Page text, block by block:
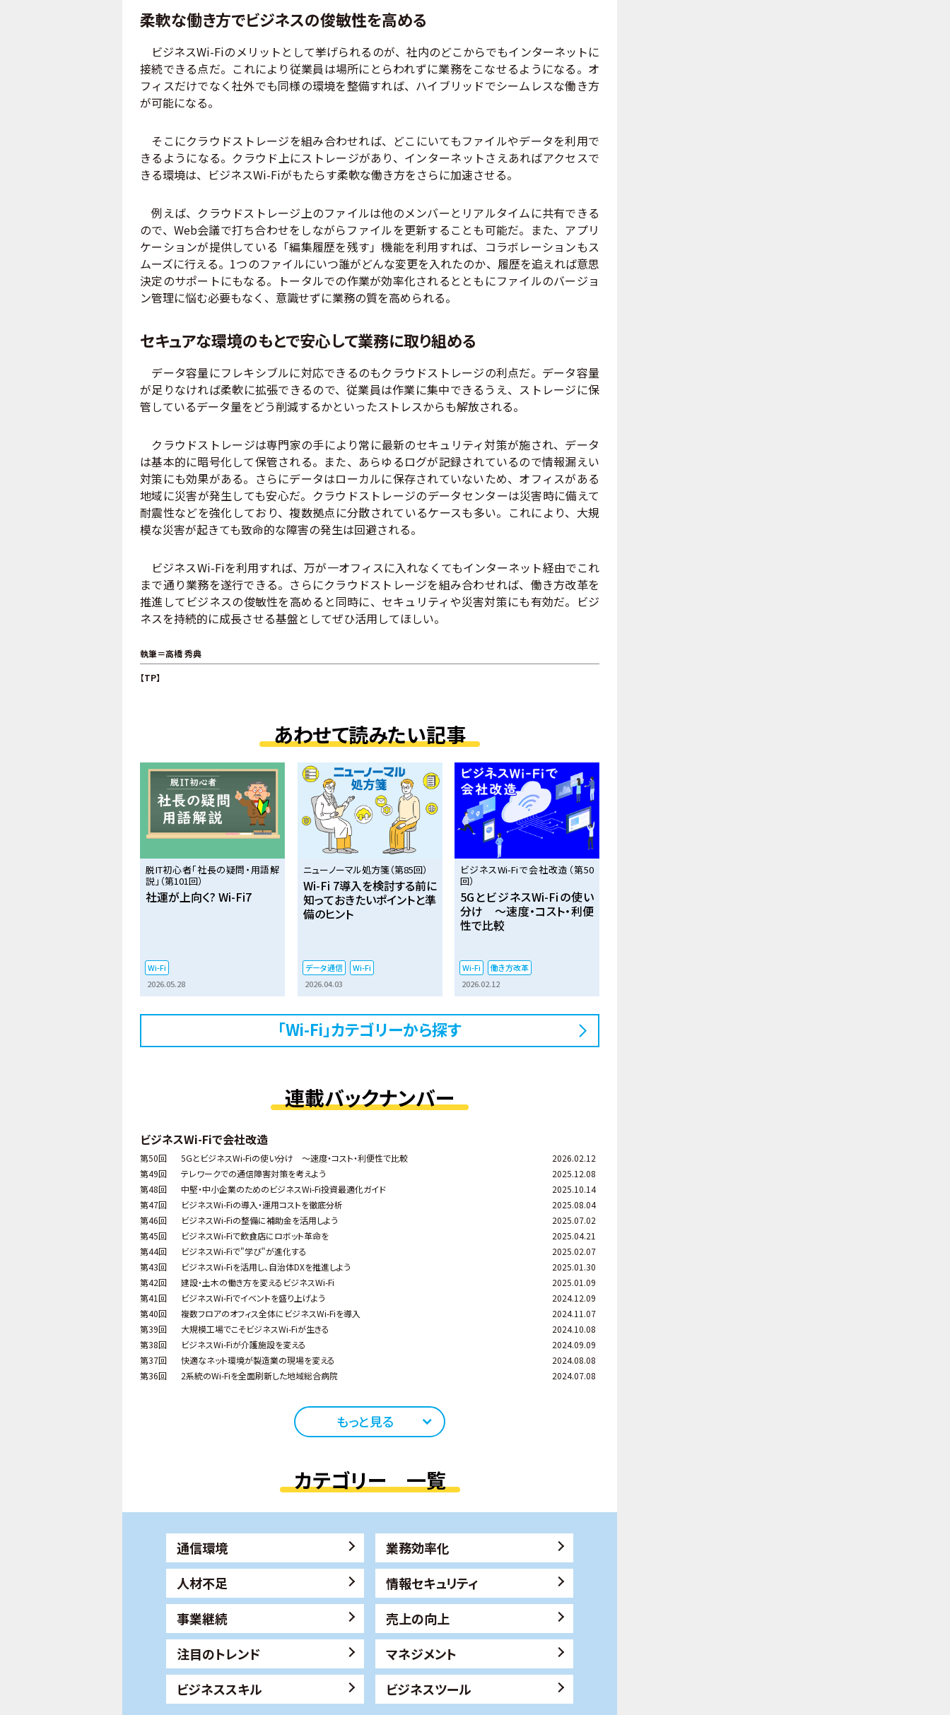
柔軟な働き方でビジネスの俊敏性を高める
ビジネスWi-Fiのメリットとして挙げられるのが、社内のどこからでもインターネットに
接続できる点だ。これにより従業員は場所にとらわれずに業務をこなせるようになる。オ
フィスだけでなく社外でも同様の環境を整備すれば、ハイブリッドでシームレスな働き方
が可能になる。
そこにクラウドストレージを組み合わせれば、どこにいてもファイルやデータを利用で
きるようになる。クラウド上にストレージがあり、インターネットさえあればアクセスで
きる環境は、ビジネスWi-Fiがもたらす柔軟な働き方をさらに加速させる。
例えば、クラウドストレージ上のファイルは他のメンバーとリアルタイムに共有できる
ので、Web会議で打ち合わせをしながらファイルを更新することも可能だ。また、アプリ
ケーションが提供している「編集履歴を残す」機能を利用すれば、コラボレーションもス
ムーズに行える。1つのファイルにいつ誰がどんな変更を入れたのか、履歴を追えれば意思
決定のサポートにもなる。トータルでの作業が効率化されるとともにファイルのバージョ
ン管理に悩む必要もなく、意識せずに業務の質を高められる。
セキュアな環境のもとで安心して業務に取り組める
データ容量にフレキシブルに対応できるのもクラウドストレージの利点だ。データ容量
が足りなければ柔軟に拡張できるので、従業員は作業に集中できるうえ、ストレージに保
管しているデータ量をどう削減するかといったストレスからも解放される。
クラウドストレージは専門家の手により常に最新のセキュリティ対策が施され、データ
は基本的に暗号化して保管される。また、あらゆるログが記録されているので情報漏えい
対策にも効果がある。さらにデータはローカルに保存されていないため、オフィスがある
地域に災害が発生しても安心だ。クラウドストレージのデータセンターは災害時に備えて
耐震性などを強化しており、複数拠点に分散されているケースも多い。これにより、大規
模な災害が起きても致命的な障害の発生は回避される。
ビジネスWi-Fiを利用すれば、万が一オフィスに入れなくてもインターネット経由でこれ
まで通り業務を遂行できる。さらにクラウドストレージを組み合わせれば、働き方改革を
推進してビジネスの俊敏性を高めると同時に、セキュリティや災害対策にも有効だ。ビジ
ネスを持続的に成長させる基盤としてぜひ活用してほしい。
執筆＝高橋 秀典
【TP】
あわせて読みたい記事
脱IT初心者「社長の疑問・用語解
説」（第101回）
社運が上向く? Wi-Fi7
Wi-Fi
2026.05.28
ニューノーマル処方箋（第85回）
Wi-Fi 7導入を検討する前に
知っておきたいポイントと準
備のヒント
データ通信
Wi-Fi
2026.04.03
ビジネスWi-Fiで会社改造（第50
回）
5GとビジネスWi-Fiの使い
分け ～速度・コスト・利便
性で比較
Wi-Fi
働き方改革
2026.02.12
「Wi-Fi」カテゴリーから探す
連載バックナンバー
ビジネスWi-Fiで会社改造
第50回 5GとビジネスWi-Fiの使い分け ～速度・コスト・利便性で比較
2026.02.12
第49回
テレワークでの通信障害対策を考えよう
2025.12.08
第48回
中堅・中小企業のためのビジネスWi-Fi投資最適化ガイド
2025.10.14
第47回
ビジネスWi-Fiの導入・運用コストを徹底分析
2025.08.04
第46回
ビジネスWi-Fiの整備に補助金を活用しよう
2025.07.02
第45回
ビジネスWi-Fiで飲食店にロボット革命を
2025.04.21
第44回
ビジネスWi-Fiで"学び"が進化する
2025.02.07
第43回
ビジネスWi-Fiを活用し、自治体DXを推進しよう
2025.01.30
第42回
建設・土木の働き方を変えるビジネスWi-Fi
2025.01.09
第41回
ビジネスWi-Fiでイベントを盛り上げよう
2024.12.09
第40回
複数フロアのオフィス全体にビジネスWi-Fiを導入
2024.11.07
第39回
大規模工場でこそビジネスWi-Fiが生きる
2024.10.08
第38回
ビジネスWi-Fiが介護施設を変える
2024.09.09
第37回
快適なネット環境が製造業の現場を変える
2024.08.08
第36回
2系統のWi-Fiを全面刷新した地域総合病院 2024.07.08
もっと見る
カテゴリー 一覧
通信環境
業務効率化
人材不足
情報セキュリティ
事業継続
売上の向上
注目のトレンド
マネジメント
ビジネススキル
ビジネスツール